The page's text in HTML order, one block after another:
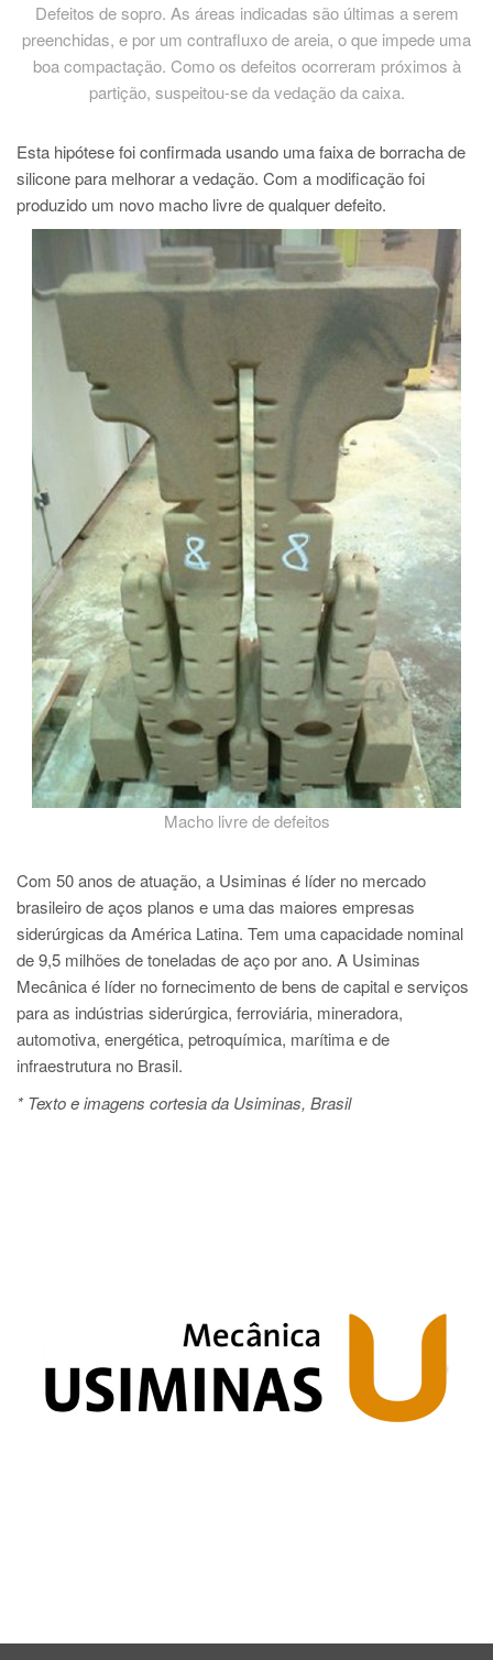
Defeitos de sopro. As áreas indicadas são últimas a serem
preenchidas, e por um contrafluxo de areia, o que impede uma
boa compactação. Como os defeitos ocorreram próximos à
partição, suspeitou-se da vedação da caixa.
Esta hipótese foi confirmada usando uma faixa de borracha de
silicone para melhorar a vedação. Com a modificação foi
produzido um novo macho livre de qualquer defeito.
Macho livre de defeitos
Com 50 anos de atuação, a Usiminas é líder no mercado
brasileiro de aços planos e uma das maiores empresas
siderúrgicas da América Latina. Tem uma capacidade nominal
de 9,5 milhões de toneladas de aço por ano. A Usiminas
Mecânica é líder no fornecimento de bens de capital e serviços
para as indústrias siderúrgica, ferroviária, mineradora,
automotiva, energética, petroquímica, marítima e de
infraestrutura no Brasil.
* Texto e imagens cortesia da Usiminas, Brasil